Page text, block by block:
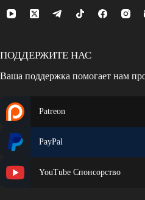
ПОДДЕРЖИТЕ НАС
Ваша поддержка помогает нам
Patreon
PayPal
YouTube Спонсорство